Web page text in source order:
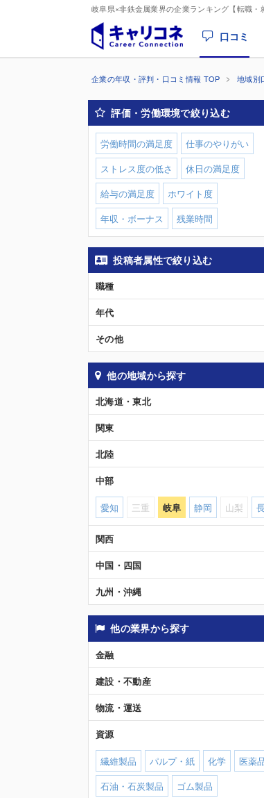
岐阜県×非鉄金属業界の企業ランキング【転職・
口コミ
企業の年収・評判・口コミ情報 TOP 地域別
評価・労働環境で絞り込む
労働時間の満足度
仕事のやりがい
ストレス度の低さ
休日の満足度
給与の満足度
ホワイト度
年収・ボーナス
残業時間
投稿者属性で絞り込む
職種
年代
その他
他の地域から探す
北海道・東北
関東
北陸
中部
愛知 三重 岐阜 静岡 山梨
関西
中国・四国
九州・沖縄
他の業界から探す
金融
建設・不動産
物流・運送
資源
繊維製品 パルプ・紙 化学
医薬
石油・石炭製品
ゴム製品